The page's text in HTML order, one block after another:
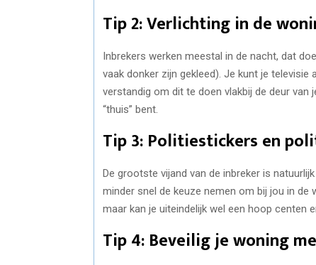
Tip 2: Verlichting in de
Inbrekers werken meestal in de nacht, dat
vaak donker zijn gekleed). Je kunt je
verstandig om dit te doen vlakbij de deur van
“thuis” bent.
Tip 3: Politiestickers en
De grootste vijand van de inbreker is
minder snel de keuze nemen om bij jou in de
maar kan je uiteindelijk wel een hoop centen
Tip 4: Beveilig je woning